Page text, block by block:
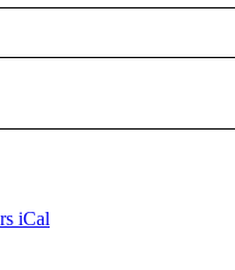
iCal